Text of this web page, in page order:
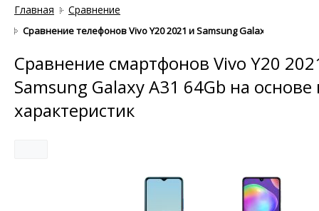
Главная Сравнение
Сравнение телефонов Vivo Y20 2021 и Samsung Galaxy A31
Сравнение смартфонов Vivo Y20
Samsung Galaxy A31 64Gb на основе
характеристик